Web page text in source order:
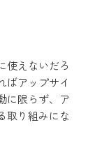
使えないだろ
ばアップサイ
に限らず、ア
取り組みにな